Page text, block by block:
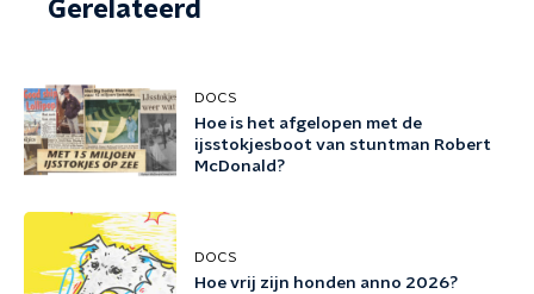
Gerelateerd
DOCS
Hoe is het afgelopen met de
ijsstokjesboot van stuntman Robert
McDonald?
DOCS
Hoe vrij zijn honden anno 2026?